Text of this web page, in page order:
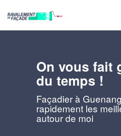
On vous fait
du temps !
Façadier à
rapidement les
autour de moi